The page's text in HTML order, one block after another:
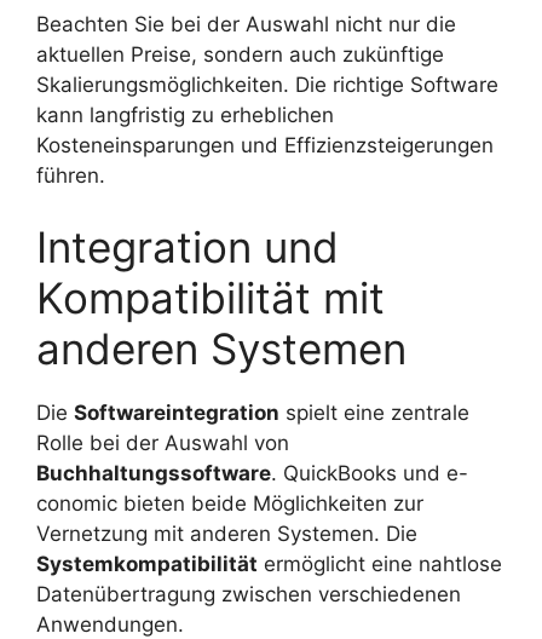
Beachten Sie bei der Auswahl nicht nur die
aktuellen Preise, sondern auch zukünftige
Skalierungsmöglichkeiten. Die richtige Software
kann langfristig zu erheblichen
Kosteneinsparungen und Effizienzsteigerungen
führen.
Integration und
Kompatibilität mit
anderen Systemen
Die Softwareintegration spielt eine zentrale
Rolle bei der Auswahl von
Buchhaltungssoftware. QuickBooks und e-
conomic bieten beide Möglichkeiten zur
Vernetzung mit anderen Systemen. Die
Systemkompatibilität ermöglicht eine nahtlose
Datenübertragung zwischen verschiedenen
Anwendungen.